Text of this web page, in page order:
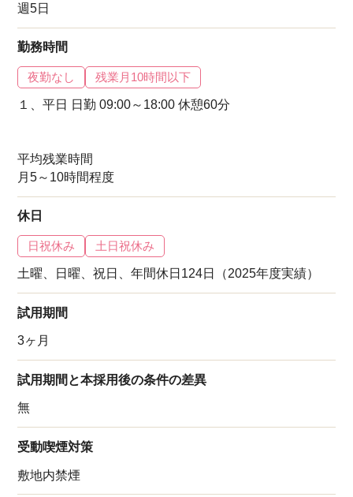
週5日
勤務時間
夜勤なし 残業月10時間以下
１、平日 日勤 09:00～18:00 休憩60分
平均残業時間
月5～10時間程度
休日
日祝休み 土日祝休み
土曜、日曜、祝日、年間休日124日（2025年度実績）
試用期間
3ヶ月
試用期間と本採用後の条件の差異
無
受動喫煙対策
敷地内禁煙